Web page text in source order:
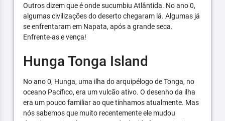
Outros dizem que é onde sucumbiu Atlântida. No ano 0,
algumas civilizações do deserto chegaram lá. Algumas já
se enfrentaram em Napata, após a grande seca.
Enfrente-as e vença!
Hunga Tonga Island
No ano 0, Hunga, uma ilha do arquipélogo de Tonga, no
oceano Pacífico, era um vulcão ativo. O desenho da ilha
era um pouco familiar ao que tínhamos atualmente. Mas
nós sabemos que muito recentemente ele mudou